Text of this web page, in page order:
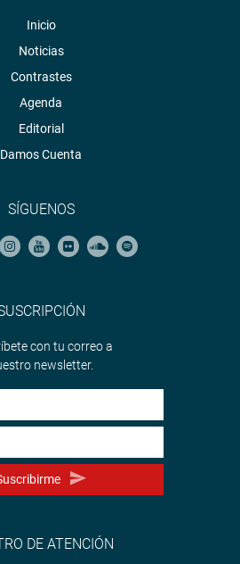
Inicio
Noticias
Contrastes
Agenda
Editorial
Damos Cuenta
SÍGUENOS
con tu correo a
newsletter.
DE ATENCIÓN